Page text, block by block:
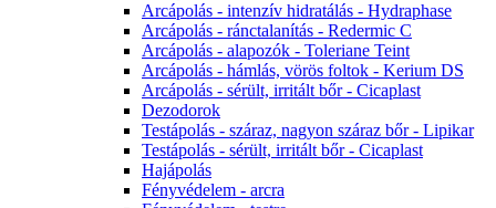
Arcápolás - intenzív hidratálás - Hydraphase
Arcápolás - ránctalanítás - Redermic C
Arcápolás - alapozók - Toleriane Teint
Arcápolás - hámlás, vörös foltok - Kerium DS
Arcápolás - sérült, irritált bőr - Cicaplast
Dezodorok
Testápolás - száraz, nagyon száraz bőr - Lipikar
Testápolás - sérült, irritált bőr - Cicaplast
Hajápolás
Fényvédelem - arcra